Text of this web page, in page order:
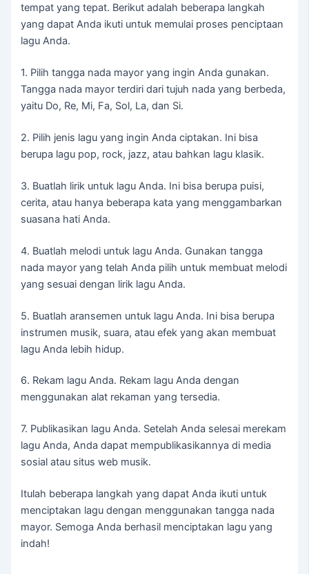
tempat yang tepat. Berikut adalah beberapa langkah
yang dapat Anda ikuti untuk memulai proses penciptaan
lagu Anda.
1. Pilih tangga nada mayor yang ingin Anda gunakan.
Tangga nada mayor terdiri dari tujuh nada yang berbeda,
yaitu Do, Re, Mi, Fa, Sol, La, dan Si.
2. Pilih jenis lagu yang ingin Anda ciptakan. Ini bisa
berupa lagu pop, rock, jazz, atau bahkan lagu klasik.
3. Buatlah lirik untuk lagu Anda. Ini bisa berupa puisi,
cerita, atau hanya beberapa kata yang menggambarkan
suasana hati Anda.
4. Buatlah melodi untuk lagu Anda. Gunakan tangga
nada mayor yang telah Anda pilih untuk membuat melodi
yang sesuai dengan lirik lagu Anda.
5. Buatlah aransemen untuk lagu Anda. Ini bisa berupa
instrumen musik, suara, atau efek yang akan membuat
lagu Anda lebih hidup.
6. Rekam lagu Anda. Rekam lagu Anda dengan
menggunakan alat rekaman yang tersedia.
7. Publikasikan lagu Anda. Setelah Anda selesai merekam
lagu Anda, Anda dapat mempublikasikannya di media
sosial atau situs web musik.
Itulah beberapa langkah yang dapat Anda ikuti untuk
menciptakan lagu dengan menggunakan tangga nada
mayor. Semoga Anda berhasil menciptakan lagu yang
indah!